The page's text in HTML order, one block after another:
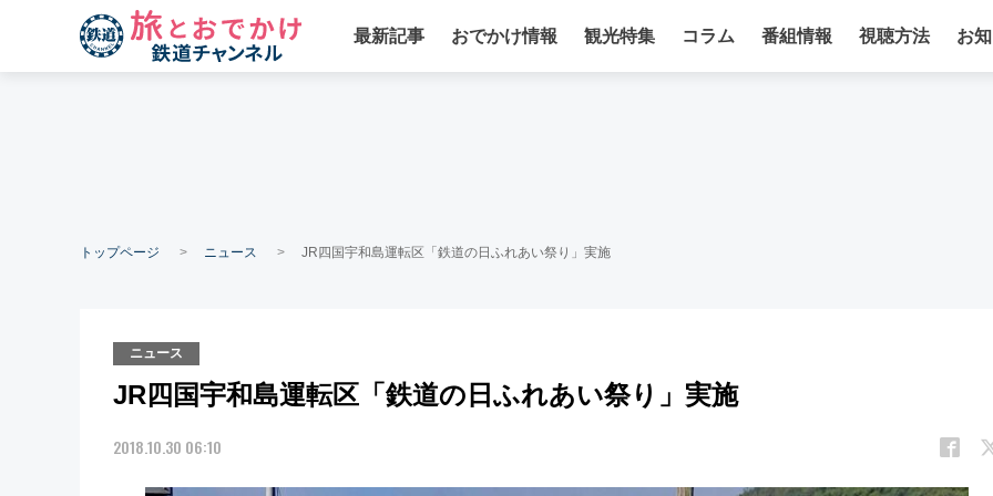
最新記事 おでかけ情報 観光特集 コラム 番組情報 視聴方法 お
トップページ ニュース JR四国宇和島運転区「鉄道の日ふれあい祭り」実施
ニュース
JR四国宇和島運転区「鉄道の日ふれあい祭り」実施
2018.10.30 06:10